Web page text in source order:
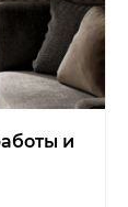
и